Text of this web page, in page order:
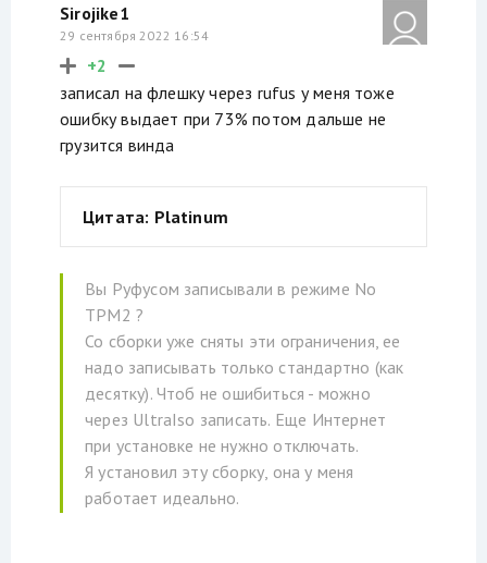
Sirojike1
29 сентября 2022 16:54
+2
записал на флешку через rufus у меня тоже
ошибку выдает при 73% потом дальше не
грузится винда
Цитата: Platinum
Вы Руфусом записывали в режиме No
TPM2 ?
Со сборки уже сняты эти ограничения, ее
надо записывать только стандартно (как
десятку). Чтоб не ошибиться - можно
через UltraIso записать. Еще Интернет
при установке не нужно отключать.
Я установил эту сборку, она у меня
работает идеально.